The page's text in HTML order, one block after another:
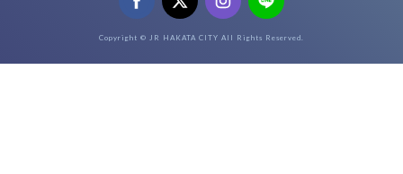
Copyright © JR HAKATA CITY All Rights Reserved.